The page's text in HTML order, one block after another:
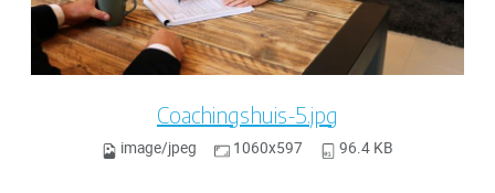
Coachingshuis-5.jpg
image/jpeg 1060x597 96.4 KB